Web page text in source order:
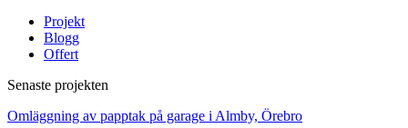
Projekt
Blogg
Offert
Senaste projekten
Omläggning av papptak på garage i Almby, Örebro